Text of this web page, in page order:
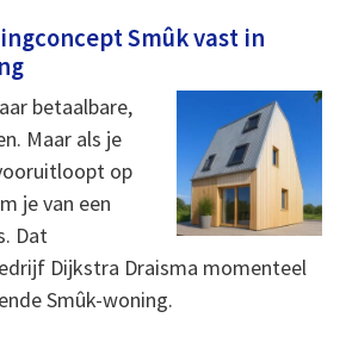
Smûk vast in
betaalbare,
Maar als je
op
je van een
Dat
Dijkstra Draisma momenteel
Smûk-woning.